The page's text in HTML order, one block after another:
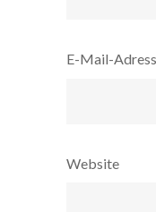
E-Mail-
Website